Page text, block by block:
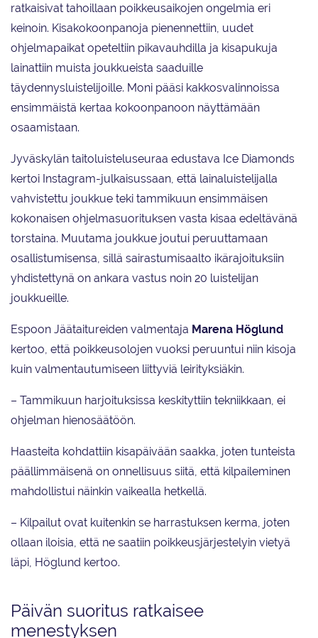
ratkaisivat tahoillaan poikkeusaikojen ongelmia eri
keinoin. Kisakokoonpanoja pienennettiin, uudet
ohjelmapaikat opeteltiin pikavauhdilla ja kisapukuja
lainattiin muista joukkueista saaduille
täydennysluistelijoille. Moni pääsi kakkosvalinnoissa
ensimmäistä kertaa kokoonpanoon näyttämään
osaamistaan.
Jyväskylän taitoluisteluseuraa edustava Ice Diamonds
kertoi Instagram-julkaisussaan, että lainaluistelijalla
vahvistettu joukkue teki tammikuun ensimmäisen
kokonaisen ohjelmasuorituksen vasta kisaa edeltävänä
torstaina. Muutama joukkue joutui peruuttamaan
osallistumisensa, sillä sairastumisaalto ikärajoituksiin
yhdistettynä on ankara vastus noin 20 luistelijan
joukkueille.
Espoon Jäätaitureiden valmentaja Marena Höglund
kertoo, että poikkeusolojen vuoksi peruuntui niin kisoja
kuin valmentautumiseen liittyviä leirityksiäkin.
– Tammikuun harjoituksissa keskityttiin tekniikkaan, ei
ohjelman hienosäätöön.
Haasteita kohdattiin kisapäivään saakka, joten tunteista
päällimmäisenä on onnellisuus siitä, että kilpaileminen
mahdollistui näinkin vaikealla hetkellä.
– Kilpailut ovat kuitenkin se harrastuksen kerma, joten
ollaan iloisia, että ne saatiin poikkeusjärjestelyin vietyä
läpi, Höglund kertoo.
Päivän suoritus ratkaisee
menestyksen